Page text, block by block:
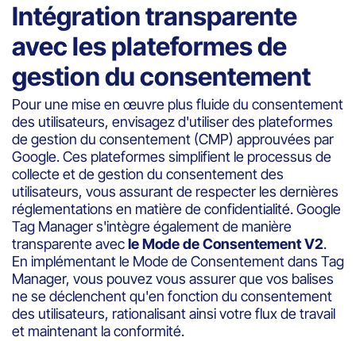
Intégration transparente
avec les plateformes de
gestion du consentement
Pour une mise en œuvre plus fluide du consentement
des utilisateurs, envisagez d'utiliser des plateformes
de gestion du consentement (CMP) approuvées par
Google. Ces plateformes simplifient le processus de
collecte et de gestion du consentement des
utilisateurs, vous assurant de respecter les dernières
réglementations en matière de confidentialité. Google
Tag Manager s'intègre également de manière
transparente avecle Mode de Consentement V2.
En implémentant le Mode de Consentement dans Tag
Manager, vous pouvez vous assurer que vos balises
ne se déclenchent qu'en fonction du consentement
des utilisateurs, rationalisant ainsi votre flux de travail
et maintenant la conformité.